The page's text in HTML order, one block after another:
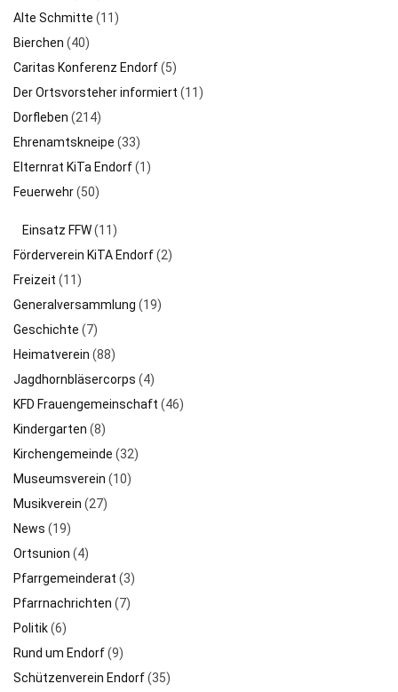
Allgemein(395)
Alte Schmitte
Bierchen(40)
Caritas Konferenz Endorf(5)
Der Ortsvorsteher informiert
Dorfleben(214)
Ehrenamtskneipe(33)
Elternrat KiTa Endorf
Einsatz FFW(11)
Förderverein KiTA Endorf
Freizeit(11)
Generalversammlung
Geschichte(7)
Heimatverein(88)
Jagdhornbläsercorps(4)
KFD Frauengemeinschaft
Kindergarten(8)
Kirchengemeinde(32)
Museumsverein(10)
Musikverein
News(19)
Ortsunion(4)
Pfarrgemeinderat(3)
Pfarrnachrichten
Politik(6)
Rund um Endorf (9)